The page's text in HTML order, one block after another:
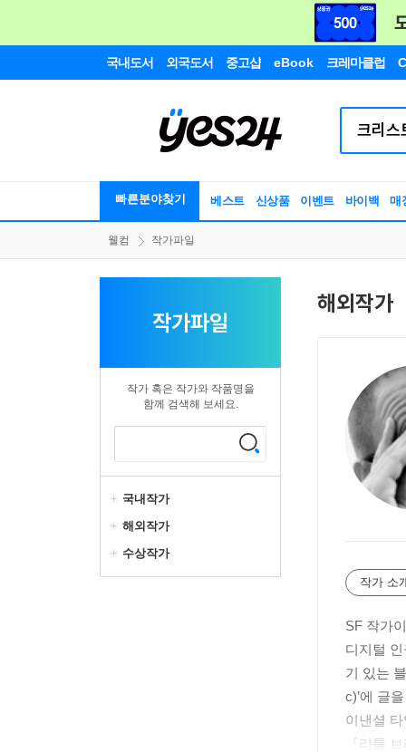
국내도서 외국도서 중고샵 eBook 크레마클럽
빠른분야찾기 베스트 신상품 이벤트 바이백 매
웰컴 작가파일
작가파일
작가 혹은 작가와 작품명을
함께 검색해 보세요.
국내작가
해외작가
수상작가
해외작가
작가 소
SF 작가
디지털
기 있는
c)’에 글
이낸셜
『리틀